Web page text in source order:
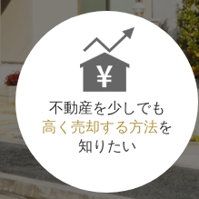
不動産を少しでも
高く売却する方法を
知りたい